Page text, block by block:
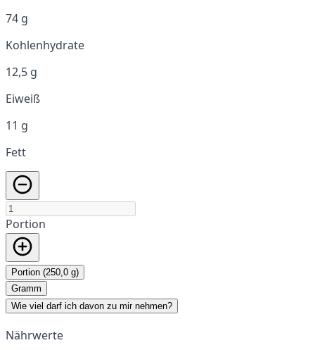
74 g
Kohlenhydrate
12,5 g
Eiweiß
11 g
Fett
Portion
Portion (250,0 g)
Gramm
Wie viel darf ich davon zu mir nehmen?
Nährwerte